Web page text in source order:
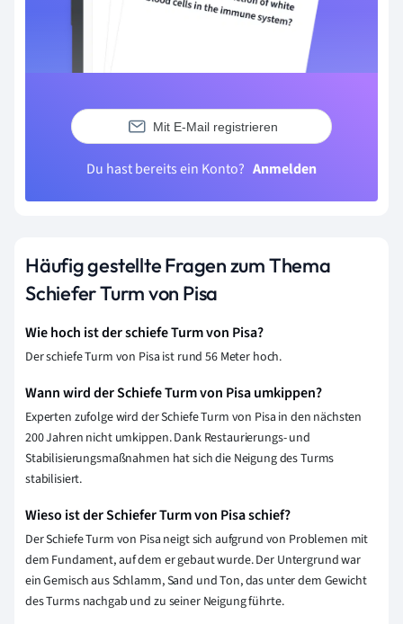
Mit E-Mail registrieren
Du hast bereits ein Konto? Anmelden
Häufig gestellte Fragen zum Thema
Schiefer Turm von Pisa
Wie hoch ist der schiefe Turm von Pisa?
Der schiefe Turm von Pisa ist rund 56 Meter hoch.
Wann wird der Schiefe Turm von Pisa umkippen?
Experten zufolge wird der Schiefe Turm von Pisa in den nächsten
200 Jahren nicht umkippen. Dank Restaurierungs- und
Stabilisierungsmaßnahmen hat sich die Neigung des Turms
stabilisiert.
Wieso ist der Schiefer Turm von Pisa schief?
Der Schiefe Turm von Pisa neigt sich aufgrund von Problemen mit
dem Fundament, auf dem er gebaut wurde. Der Untergrund war
ein Gemisch aus Schlamm, Sand und Ton, das unter dem Gewicht
des Turms nachgab und zu seiner Neigung führte.